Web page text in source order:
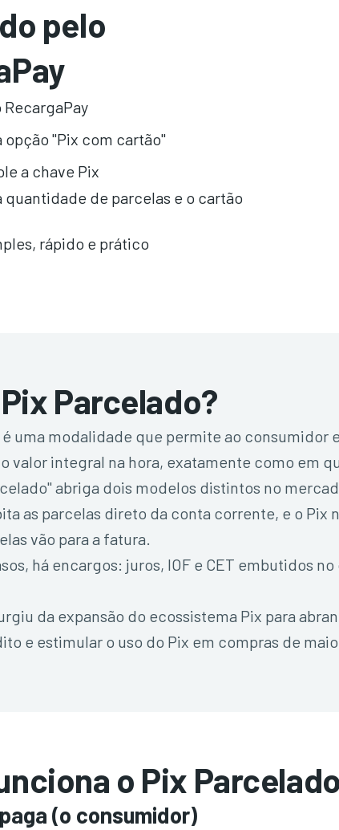
pelo
RecargaPay
opção "Pix com cartão"
a chave Pix
quantidade de parcelas e o cartão
rápido e prático
Parcelado?
é uma modalidade que permite ao
valor integral na hora, exatamente como em
abriga dois modelos distintos no
as parcelas direto da conta corrente, e o
vão para a fatura.
há encargos: juros, IOF e CET embutidos
da expansão do ecossistema Pix para
e estimular o uso do Pix em compras de
o Pix
(o consumidor)